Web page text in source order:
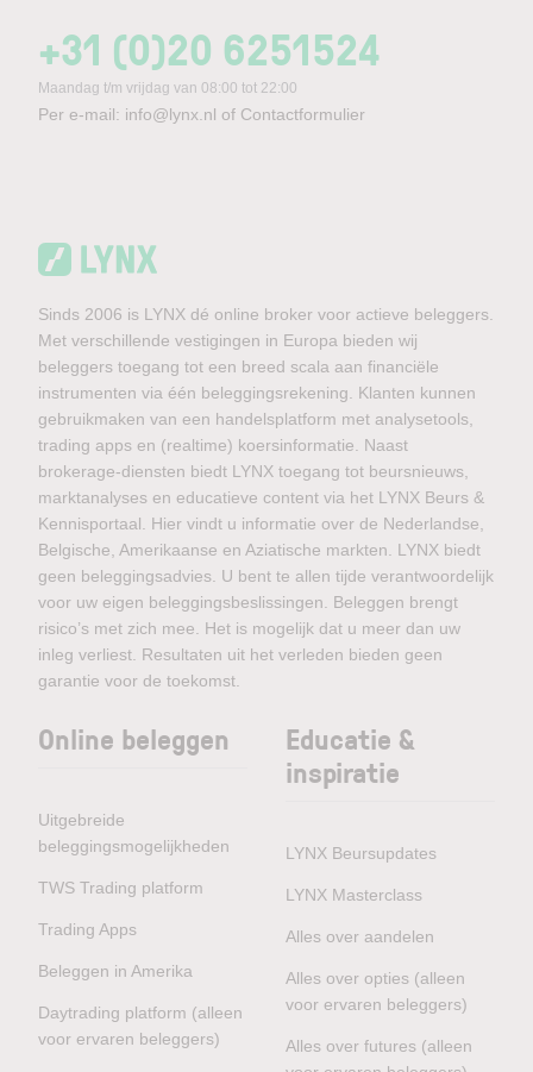
+31 (0)20 6251524
Maandag t/m vrijdag van 08:00 tot 22:00
Per e-mail: info@lynx.nl of Contactformulier
Sinds 2006 is LYNX dé online broker voor actieve beleggers.
Met verschillende vestigingen in Europa bieden wij
beleggers toegang tot een breed scala aan financiële
instrumenten via één beleggingsrekening. Klanten kunnen
gebruikmaken van een handelsplatform met analysetools,
trading apps en (realtime) koersinformatie. Naast
brokerage-diensten biedt LYNX toegang tot beursnieuws,
marktanalyses en educatieve content via het LYNX Beurs &
Kennisportaal. Hier vindt u informatie over de Nederlandse,
Belgische, Amerikaanse en Aziatische markten. LYNX biedt
geen beleggingsadvies. U bent te allen tijde verantwoordelijk
voor uw eigen beleggingsbeslissingen. Beleggen brengt
risico’s met zich mee. Het is mogelijk dat u meer dan uw
inleg verliest. Resultaten uit het verleden bieden geen
garantie voor de toekomst.
Online beleggen
Uitgebreide
beleggingsmogelijkheden
TWS Trading platform
Trading Apps
Beleggen in Amerika
Daytrading platform (alleen
voor ervaren beleggers)
Educatie &
inspiratie
LYNX Beursupdates
LYNX Masterclass
Alles over aandelen
Alles over opties (alleen
voor ervaren beleggers)
Alles over futures (alleen